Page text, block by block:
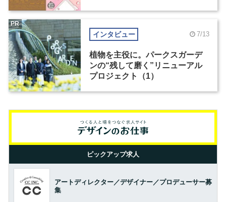
インタビュー 7/13
植物を主役に。パークスガーデ
ンの“残して磨く”リニューアル
プロジェクト（1）
PR
ピックアップ求人
アートディレクター／デザイナー／プロデューサー募
集